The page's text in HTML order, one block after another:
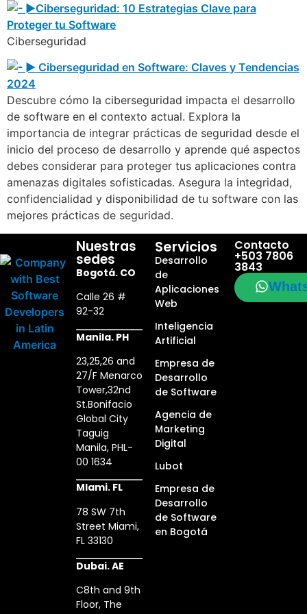
Ciberseguridad
Descubre cómo la ciberseguridad impacta el desarrollo
de software en el contexto actual. Explora la
importancia de integrar prácticas de seguridad desde el
inicio del proceso de desarrollo y aprende qué aspectos
debes considerar para proteger tus aplicaciones contra
amenazas digitales sofisticadas. Asegura la integridad,
confidencialidad y disponibilidad de tu software con las
mejores prácticas de seguridad.
Nuestras
sedes
Bogotá. CO
Calle 26 #
92-32
Manila. PH
23,25,26 and
27/F Menarco
Tower,32nd
St.Bonifacio
Global City
Taguig
Manila, PHL-
00 1634
MIami. FL
78 SW 7th
Street Miami,
FL 33130
Dubai. AE
C8th and 9th
Floor, The
Servicios
Desarrollo
de
Aplicaciones
Web
Inteligencia
Artificial
Empresa de
Desarrollo
de Software
Agencia de
Marketing
Digital
Lubot
Empresa de
Desarrollo
de Software
en Bogotá
Contacto
+503 7806
3843